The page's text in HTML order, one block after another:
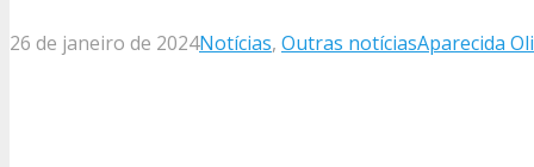
26 de janeiro de 2024Notícias, Outras notíciasAparecida